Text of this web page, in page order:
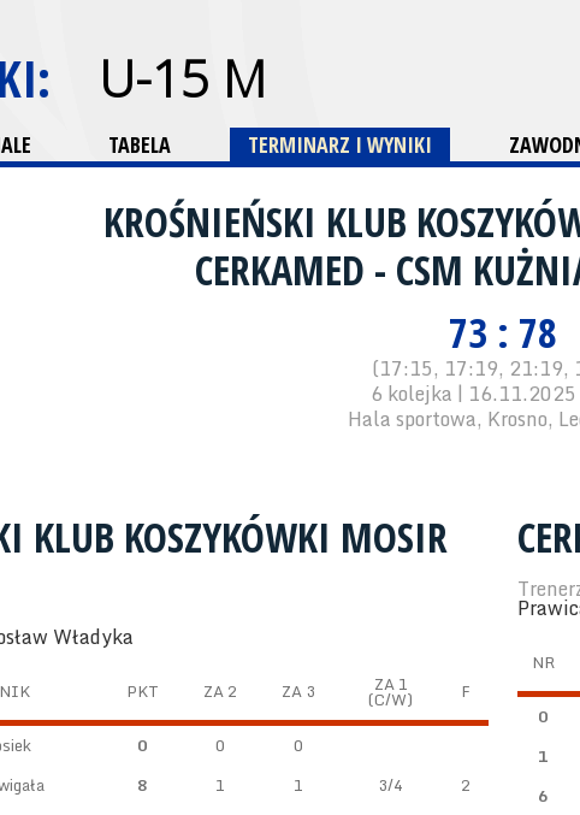
U-15 M
TABELA TERMINARZ I WYNIKI
KROŚNIEŃSKI KLUB
CERKAMED - CSM
73 : 78
(17:15, 17:19, 21:19,
6 kolejka |
Hala sportowa, Krosno,
KLUB KOSZYKÓWKI MOSIR
Władyka
PKT ZA 2 ZA 3 ZA 1
(C/W) F
0 0
0
8 1 1 3/4
2
NR
0
1
6